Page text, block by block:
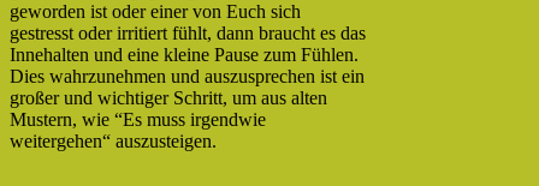
geworden ist oder einer von Euch sich
gestresst oder irritiert fühlt, dann braucht es das
Innehalten und eine kleine Pause zum Fühlen.
Dies wahrzunehmen und auszusprechen ist ein
großer und wichtiger Schritt, um aus alten
Mustern, wie “Es muss irgendwie
weitergehen“ auszusteigen.